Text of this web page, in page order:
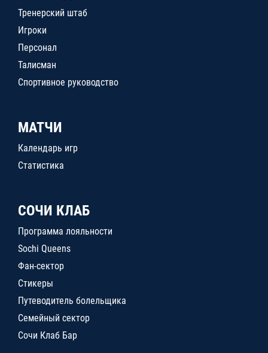
Тренерский штаб
Игроки
Персонал
Талисман
Спортивное руководство
МАТЧИ
Календарь игр
Статистика
СОЧИ КЛАБ
Программа лояльности
Sochi Queens
Фан-сектор
Стикеры
Путеводитель болельщика
Семейный сектор
Сочи Клаб Бар